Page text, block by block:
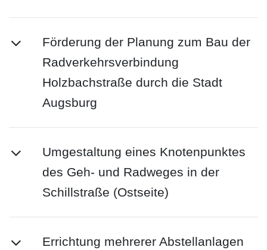
Förderung der Planung zum Bau der
Radverkehrsverbindung
Holzbachstraße durch die Stadt
Augsburg
Umgestaltung eines Knotenpunktes
des Geh- und Radweges in der
Schillstraße (Ostseite)
Errichtung mehrerer Abstellanlagen